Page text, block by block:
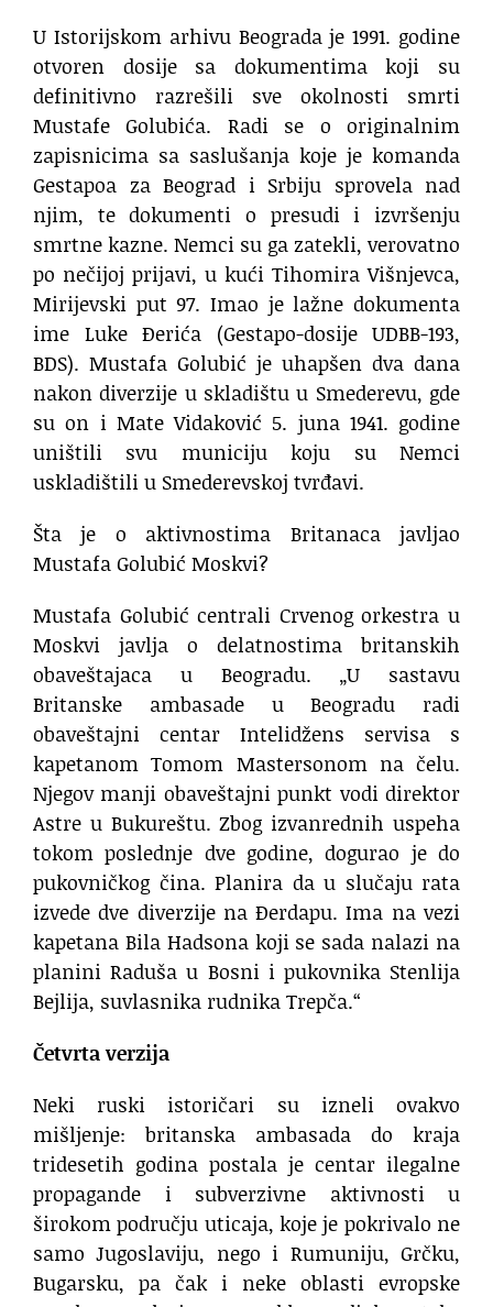
U Istorijskom arhivu Beograda je 1991. godine
otvoren dosije sa dokumentima koji su
definitivno razrešili sve okolnosti smrti
Mustafe Golubića. Radi se o originalnim
zapisnicima sa saslušanja koje je komanda
Gestapoa za Beograd i Srbiju sprovela nad
njim, te dokumenti o presudi i izvršenju
smrtne kazne. Nemci su ga zatekli, verovatno
po nečijoj prijavi, u kući Tihomira Višnjevca,
Mirijevski put 97. Imao je lažne dokumenta
ime Luke Đerića (Gestapo-dosije UDBB-193,
BDS). Mustafa Golubić je uhapšen dva dana
nakon diverzije u skladištu u Smederevu, gde
su on i Mate Vidaković 5. juna 1941. godine
uništili svu municiju koju su Nemci
uskladištili u Smederevskoj tvrđavi.
Šta je o aktivnostima Britanaca javljao
Mustafa Golubić Moskvi?
Mustafa Golubić centrali Crvenog orkestra u
Moskvi javlja o delatnostima britanskih
obaveštajaca u Beogradu. „U sastavu
Britanske ambasade u Beogradu radi
obaveštajni centar Intelidžens servisa s
kapetanom Tomom Mastersonom na čelu.
Njegov manji obaveštajni punkt vodi direktor
Astre u Bukureštu. Zbog izvanrednih uspeha
tokom poslednje dve godine, dogurao je do
pukovničkog čina. Planira da u slučaju rata
izvede dve diverzije na Đerdapu. Ima na vezi
kapetana Bila Hadsona koji se sada nalazi na
planini Raduša u Bosni i pukovnika Stenlija
Bejlija, suvlasnika rudnika Trepča.“
Četvrta verzija
Neki ruski istoričari su izneli ovakvo
mišljenje: britanska ambasada do kraja
tridesetih godina postala je centar ilegalne
propagande i subverzivne aktivnosti u
širokom području uticaja, koje je pokrivalo ne
samo Jugoslaviju, nego i Rumuniju, Grčku,
Bugarsku, pa čak i neke oblasti evropske